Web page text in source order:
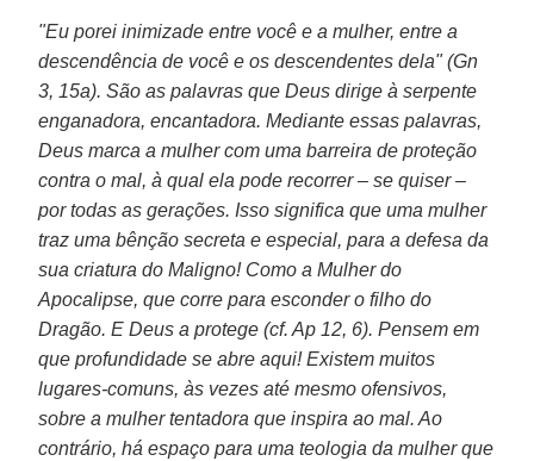
"Eu porei inimizade entre você e a mulher, entre a
descendência de você e os descendentes dela" (Gn
3, 15a). São as palavras que Deus dirige à serpente
enganadora, encantadora. Mediante essas palavras,
Deus marca a mulher com uma barreira de proteção
contra o mal, à qual ela pode recorrer – se quiser –
por todas as gerações. Isso significa que uma mulher
traz uma bênção secreta e especial, para a defesa da
sua criatura do Maligno! Como a Mulher do
Apocalipse, que corre para esconder o filho do
Dragão. E Deus a protege (cf. Ap 12, 6). Pensem em
que profundidade se abre aqui! Existem muitos
lugares-comuns, às vezes até mesmo ofensivos,
sobre a mulher tentadora que inspira ao mal. Ao
contrário, há espaço para uma teologia da mulher que